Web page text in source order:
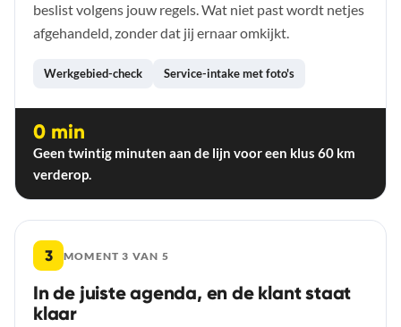
beslist volgens jouw regels. Wat niet past wordt netjes
afgehandeld, zonder dat jij ernaar omkijkt.
Werkgebied-check Service-intake met foto's
0 min
Geen twintig minuten aan de lijn voor een klus 60 km
verderop.
3 MOMENT 3 VAN 5
In de juiste agenda, en de klant staat
klaar